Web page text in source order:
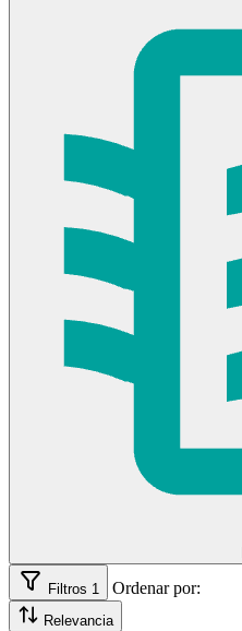
Volvo & VW
Filtros 1 Ordenar por:
Relevancia